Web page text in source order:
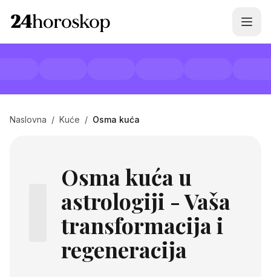
Naslovna / Kuće / Osma kuća
Osma kuća u
astrologiji - Vaša
transformacija i
regeneracija